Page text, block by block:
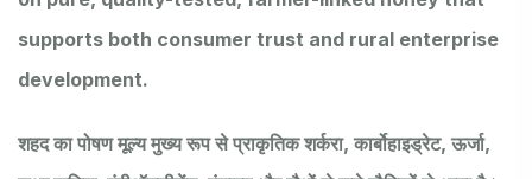
supports both consumer trust and rural enterprise
development.
शहद का पोषण मूल्य मुख्य रूप से प्राकृतिक शर्करा, कार्बोहाइड्रेट, ऊर्जा,